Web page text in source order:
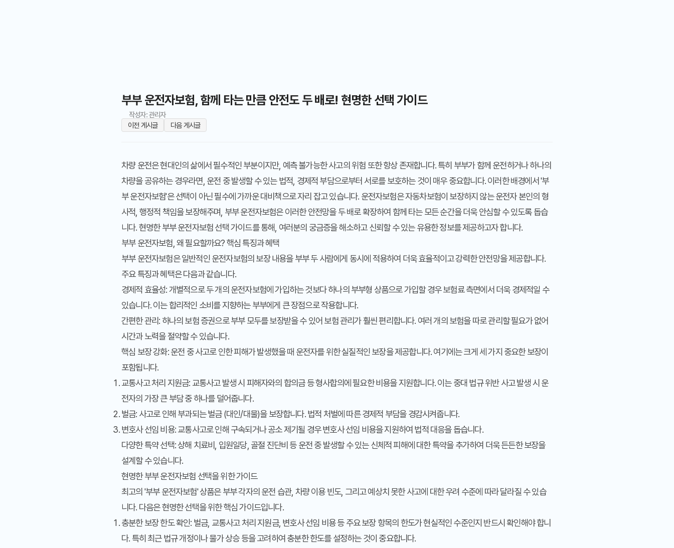
부부 운전자보험, 함께 타는 만큼 안전도 두 배로! 현명한 선택 가이드
작성자: 관리자
이전 게시글
다음 게시글
차량 운전은 현대인의 삶에서 필수적인 부분이지만, 예측 불가능한 사고의 위험 또한 항상 존재합니다. 특히 부부가 함께 운전하거나 하나의
차량을 공유하는 경우라면, 운전 중 발생할 수 있는 법적, 경제적 부담으로부터 서로를 보호하는 것이 매우 중요합니다. 이러한 배경에서 '부
부 운전자보험'은 선택이 아닌 필수에 가까운 대비책으로 자리 잡고 있습니다. 운전자보험은 자동차보험이 보장하지 않는 운전자 본인의 형
사적, 행정적 책임을 보장해주며, 부부 운전자보험은 이러한 안전망을 두 배로 확장하여 함께 타는 모든 순간을 더욱 안심할 수 있도록 돕습
니다. 현명한 부부 운전자보험 선택 가이드를 통해, 여러분의 궁금증을 해소하고 신뢰할 수 있는 유용한 정보를 제공하고자 합니다.
부부 운전자보험, 왜 필요할까요? 핵심 특징과 혜택
부부 운전자보험은 일반적인 운전자보험의 보장 내용을 부부 두 사람에게 동시에 적용하여 더욱 효율적이고 강력한 안전망을 제공합니다.
주요 특징과 혜택은 다음과 같습니다.
경제적 효율성:개별적으로 두 개의 운전자보험에 가입하는 것보다 하나의 부부형 상품으로 가입할 경우 보험료 측면에서 더욱 경제적일 수
있습니다. 이는 합리적인 소비를 지향하는 부부에게 큰 장점으로 작용합니다.
간편한 관리: 하나의 보험 증권으로 부부 모두를 보장받을 수 있어 보험 관리가 훨씬 편리합니다. 여러 개의 보험을 따로 관리할 필요가 없어
시간과 노력을 절약할 수 있습니다.
핵심 보장 강화:운전 중 사고로 인한 피해가 발생했을 때 운전자를 위한 실질적인 보장을 제공합니다. 여기에는 크게 세 가지 중요한 보장이
포함됩니다.
교통사고 처리 지원금: 교통사고 발생 시 피해자와의 합의금 등 형사합의에 필요한 비용을 지원합니다. 이는 중대 법규 위반 사고 발생 시 운
전자의 가장 큰 부담 중 하나를 덜어줍니다.
벌금: 사고로 인해 부과되는 벌금 (대인/대물)을 보장합니다. 법적 처벌에 따른 경제적 부담을 경감시켜줍니다.
변호사 선임 비용:교통사고로 인해 구속되거나 공소 제기될 경우 변호사 선임 비용을 지원하여 법적 대응을 돕습니다.
다양한 특약 선택:상해 치료비, 입원일당, 골절 진단비 등 운전 중 발생할 수 있는 신체적 피해에 대한 특약을 추가하여 더욱 든든한 보장을
설계할 수 있습니다.
현명한 부부 운전자보험 선택을 위한 가이드
최고의 '부부 운전자보험' 상품은 부부 각자의 운전 습관, 차량 이용 빈도, 그리고 예상치 못한 사고에 대한 우려 수준에 따라 달라질 수 있습
니다. 다음은 현명한 선택을 위한 핵심 가이드입니다.
충분한 보장 한도 확인: 벌금, 교통사고 처리 지원금, 변호사 선임 비용 등 주요 보장 항목의 한도가 현실적인 수준인지 반드시 확인해야 합니
다. 특히 최근 법규 개정이나 물가 상승 등을 고려하여 충분한 한도를 설정하는 것이 중요합니다.